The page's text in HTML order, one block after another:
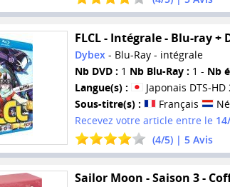
FLCL - Intégrale - Blu-ray +
Dybex - Blu-Ray - intégrale
Nb DVD : 1 Nb Blu-Ray : 1 - Nb
Langue(s) :
Japonais DTS-HD
Sous-titre(s) :
Français
Recevez votre article entre le
(4/5) | 5Avis
Sailor Moon - Saison 3 -